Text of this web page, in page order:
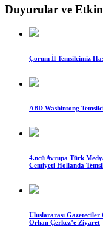
Duyurular ve
Çorum İl Temsilcimiz
ABD Washintong
4.ncü Avrupa Türk
Cemiyeti Hollanda
Uluslararası Gazeteciler
Orhan Çerkez’e Ziyaret